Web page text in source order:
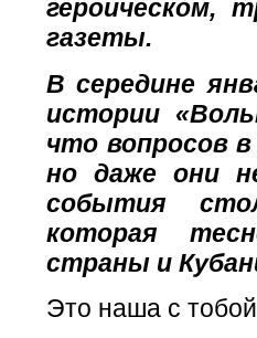
героическом,
газеты.
В середине
истории
что вопросов
но даже они
события
которая
страны и
Это наша с